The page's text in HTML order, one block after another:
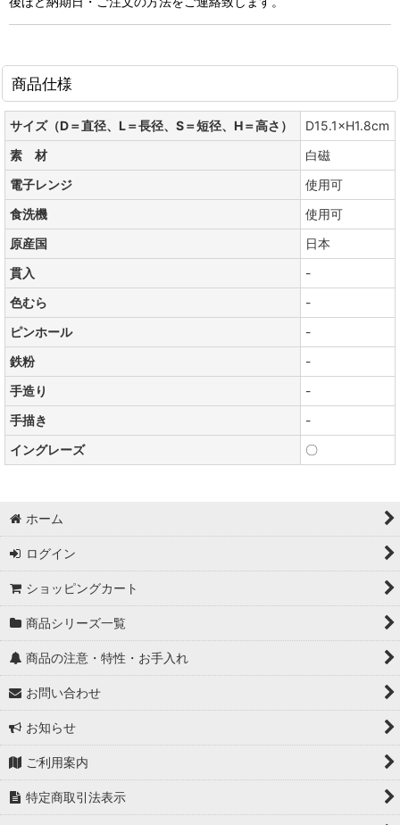
商品仕様
サイズ（D＝直径、L＝長径、S＝短径、H＝高さ）
D15.1×H1.8cm
素 材
白磁
電子レンジ
使用可
食洗機
使用可
原産国
日本
貫入
-
色むら
-
ピンホール
-
鉄粉
-
手造り
-
手描き
-
イングレーズ
〇
ホーム
ログイン
ショッピングカート
商品シリーズ一覧
商品の注意・特性・お手入れ
お問い合わせ
お知らせ
ご利用案内
特定商取引法表示